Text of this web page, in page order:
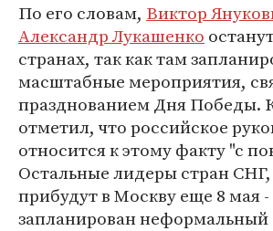
По его словам, Виктор
Александр Лукашенко
странах, так как там
масштабные мероприятия,
празднованием Дня Победы.
отметил, что российское
относится к этому факту "с
Остальные лидеры стран СНГ,
прибудут в Москву еще 8 мая -
запланирован